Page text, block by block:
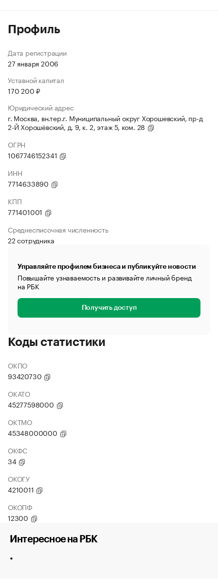
Профиль
Дата регистрации
27 января 2006
Уставной капитал
170 200 ₽
Юридический адрес
г. Москва, вн.тер.г. Муниципальный округ Хорошевский, пр-д
2-Й Хорошёвский, д. 9, к. 2, этаж 5, ком. 28
ОГРН
1067746152341
ИНН
7714633890
КПП
771401001
Среднесписочная численность
22 сотрудника
Управляйте профилем бизнеса и публикуйте новости
Повышайте узнаваемость и развивайте личный бренд
на РБК
Получить доступ
Коды статистики
ОКПО
93420730
ОКАТО
45277598000
ОКТМО
45348000000
ОКФС
34
ОКОГУ
4210011
ОКОПФ
12300
Интересное на РБК